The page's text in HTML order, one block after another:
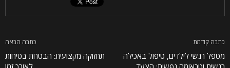
כתבה קודמת
מטפל רגשי לילדים, טיפול באכילה
כתבה הבאה
תחזוקה מקצועית: הבטחת בטיחות